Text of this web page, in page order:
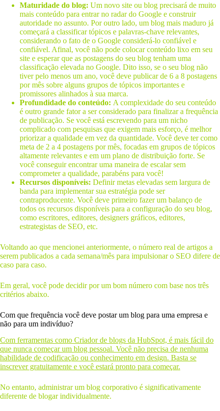
Maturidade do blog: Um novo site ou blog precisará de muito
mais conteúdo para entrar no radar do Google e construir
autoridade no assunto. Por outro lado, um blog mais maduro já
começará a classificar tópicos e palavras-chave relevantes,
considerando o fato de o Google considerá-lo confiável e
confiável. Afinal, você não pode colocar conteúdo lixo em seu
site e esperar que as postagens do seu blog tenham uma
classificação elevada no Google. Dito isso, se o seu blog não
tiver pelo menos um ano, você deve publicar de 6 a 8 postagens
por mês sobre alguns grupos de tópicos importantes e
promissores alinhados à sua marca.
Profundidade do conteúdo: A complexidade do seu conteúdo
é outro grande fator a ser considerado para finalizar a frequência
de publicação. Se você está escrevendo para um nicho
complicado com pesquisas que exigem mais esforço, é melhor
priorizar a qualidade em vez da quantidade. Você deve ter como
meta de 2 a 4 postagens por mês, focadas em grupos de tópicos
altamente relevantes e em um plano de distribuição forte. Se
você conseguir encontrar uma maneira de escalar sem
comprometer a qualidade, parabéns para você!
Recursos disponíveis: Definir metas elevadas sem largura de
banda para implementar sua estratégia pode ser
contraproducente. Você deve primeiro fazer um balanço de
todos os recursos disponíveis para a configuração do seu blog,
como escritores, editores, designers gráficos, editores,
estrategistas de SEO, etc.
Voltando ao que mencionei anteriormente, o número real de artigos a
serem publicados a cada semana/mês para impulsionar o SEO difere de
caso para caso.
Em geral, você pode decidir por um bom número com base nos três
critérios abaixo.
Com que frequência você deve postar um blog para uma empresa e
não para um indivíduo?
Com ferramentas como Criador de blogs da HubSpot, é mais fácil do
que nunca começar um blog pessoal. Você não precisa de nenhuma
habilidade de codificação ou conhecimento em design. Basta se
inscrever gratuitamente e você estará pronto para começar.
No entanto, administrar um blog corporativo é significativamente
diferente de blogar individualmente.